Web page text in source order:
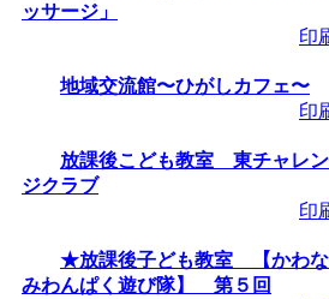
ッサージ」
印
地域交流館〜ひがしカフェ〜
印
放課後こども教室 東チャレン
ジクラブ
印
★放課後子ども教室 【かわな
みわんぱく遊び隊】 第５回